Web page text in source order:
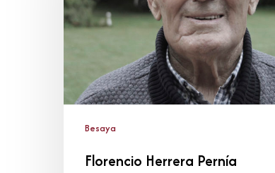
Besaya
Florencio Herrera Pernía